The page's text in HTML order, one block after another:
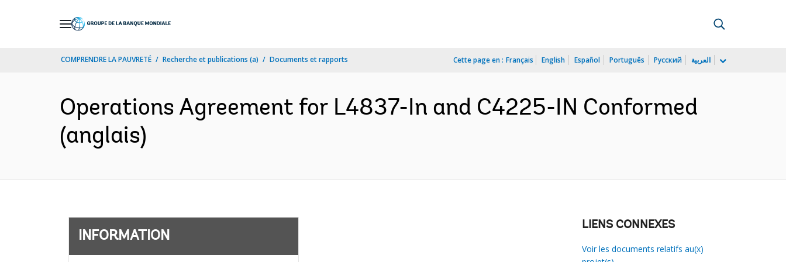
COMPRENDRE LA PAUVRETÉ Recherche et publications (a) Documents et rapports Cette page en : Français English Español Português Русский العربية
Operations Agreement for L4837-In and C4225-IN Conformed
(anglais)
INFORMATION
LIENS CONNEXES
Voir les documents relatifs au(x)